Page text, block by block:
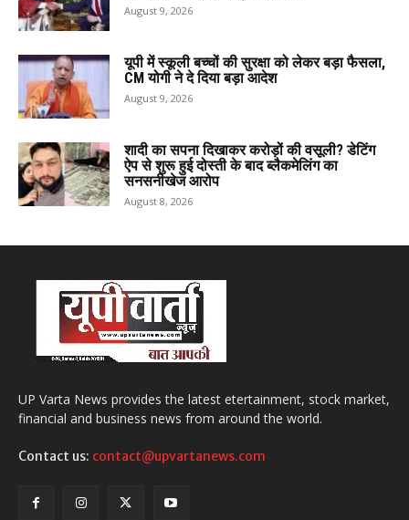
August 9, 2026
यूपी में स्कूली बच्चों की सुरक्षा को लेकर बड़ा फैसला,
CM योगी ने दे दिया बड़ा आदेश
August 9, 2026
शादी का सपना दिखाकर करोड़ों की वसूली? डेटिंग
ऐप से शुरू हुई दोस्ती के बाद ब्लैकमेलिंग का
सनसनीखेज आरोप
August 8, 2026
UP Varta News provides the latest etertainment, stock market,
financial and business news from around the world.
Contact us: contact@upvartanews.com